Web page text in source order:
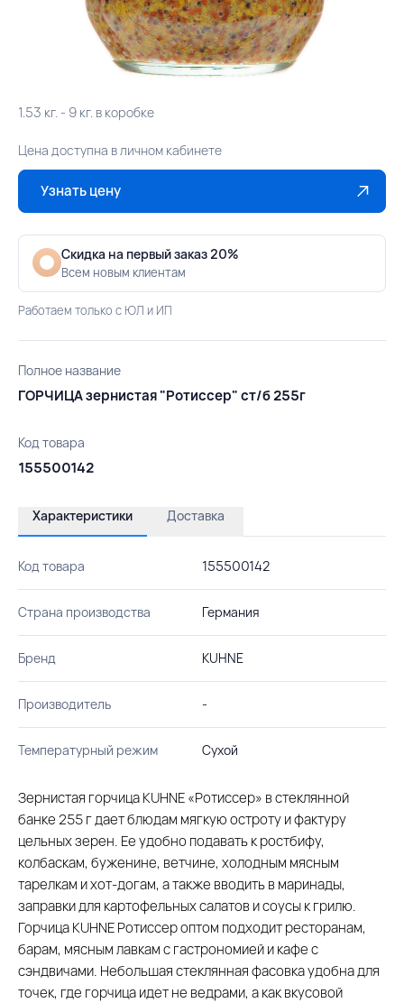
1.53 кг. - 9 кг. в коробке
Цена доступна в личном кабинете
Узнать цену
Скидка на первый заказ 20%
Всем новым клиентам
Работаем только с ЮЛ и ИП
Полное название
ГОРЧИЦА зернистая "Ротиссер" ст/б 255г
Код товара
155500142
Характеристики Доставка
Код товара 155500142
Страна производства Германия
Бренд KUHNE
Производитель -
Температурный режим Сухой
Зернистая горчица KUHNE «Ротиссер» в стеклянной
банке 255 г дает блюдам мягкую остроту и фактуру
цельных зерен. Ее удобно подавать к ростбифу,
колбаскам, буженине, ветчине, холодным мясным
тарелкам и хот-догам, а также вводить в маринады,
заправки для картофельных салатов и соусы к грилю.
Горчица KUHNE Ротиссер оптом подходит ресторанам,
барам, мясным лавкам с гастрономией и кафе с
сэндвичами. Небольшая стеклянная фасовка удобна для
точек, где горчица идет не ведрами, а как вкусовой